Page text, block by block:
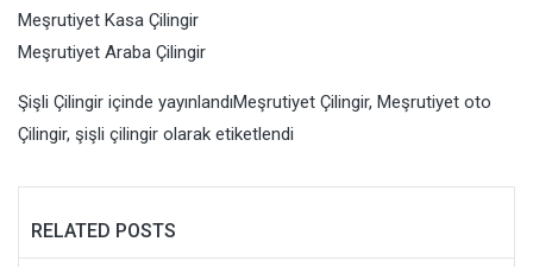
Meşrutiyet Kasa Çilingir
Meşrutiyet Araba Çilingir
Şişli Çilingir içinde yayınlandıMeşrutiyet Çilingir, Meşrutiyet oto
Çilingir, şişli çilingir olarak etiketlendi
RELATED POSTS